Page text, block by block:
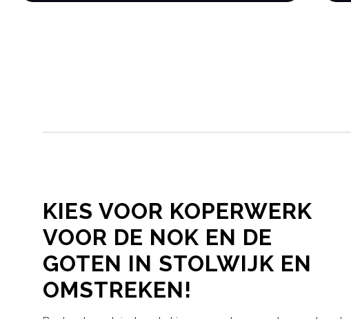
KIES VOOR KOPERWERK
VOOR DE NOK EN DE
GOTEN IN STOLWIJK EN
OMSTREKEN!